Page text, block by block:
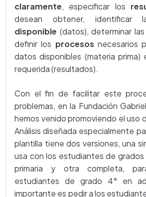
claramente, especificar los
desean obtener, identificar
disponible (datos), determinar las
definir los procesosnecesarios
datos disponibles (materia prima)
requerida (resultados).
Con el fin de facilitar este
problemas, en la Fundación
hemos venido promoviendo el uso
Análisis diseñada especialmente
plantilla tiene dos versiones, una
usa con los estudiantes de grados
primaria y otra completa,
estudiantes de grado 4° en
importante es pedir a los